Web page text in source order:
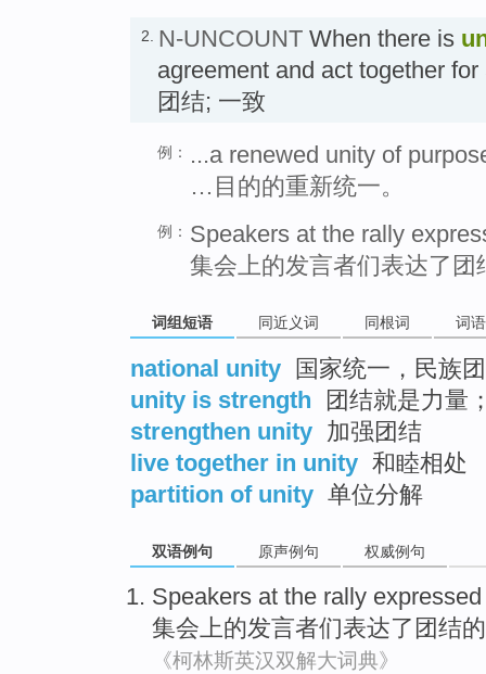
2. N-UNCOUNT When there is
agreement and act together
团结; 一致
例：
...a renewed unity of
…目的的重新统一。
例： Speakers at the rally
集会上的发言者们表达了团
词组短语 同近义词 同根词 词
national unity
国家统一，民族
unity is strength
团结就是力量
strengthen unity 加强团结
live together in unity 和睦相处
partition of unity 单位分解
双语例句 原声例句 权威例句
Speakers at the rally expressed
集会上的发言者们表达了 团结的
《柯林斯英汉双解大词典》